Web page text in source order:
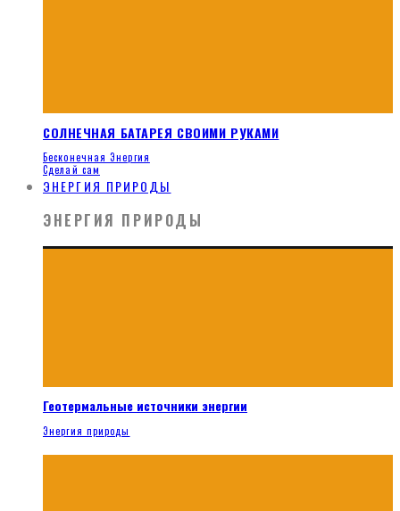
СОЛНЕЧНАЯ БАТАРЕЯ СВОИМИ РУКАМИ
Бесконечная Энергия
Сделай сам
ЭНЕРГИЯ ПРИРОДЫ
ЭНЕРГИЯ ПРИРОДЫ
Геотермальные источники энергии
Энергия природы